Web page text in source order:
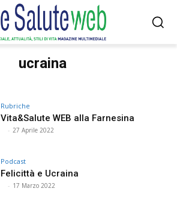
ucraina
Rubriche
Vita&Salute WEB alla Farnesina
- 27 Aprile 2022
Podcast
Felicittà e Ucraina
- 17 Marzo 2022